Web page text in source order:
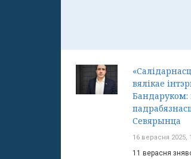
вялікае
Бандаруком:
Севярынца
16 верасня 2025,
11 верасня